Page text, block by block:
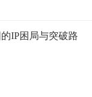
IP困局与突破路